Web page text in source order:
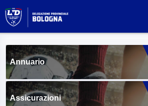
Annuario
Assicurazioni